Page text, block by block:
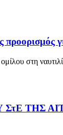
στη
ΤΗΣ